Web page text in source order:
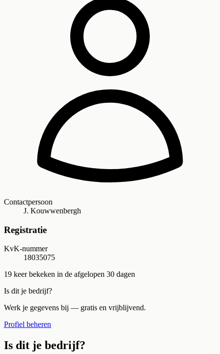
Contactpersoon
J. Kouwwenbergh
Registratie
KvK-nummer
18035075
19 keer bekeken in de afgelopen 30 dagen
Is dit je bedrijf?
Werk je gegevens bij — gratis en vrijblijvend.
Profiel beheren
Is dit je bedrijf?